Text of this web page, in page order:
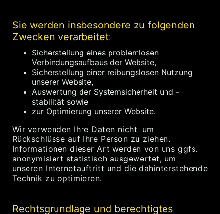
Sie werden insbesondere zu folgenden
Zwecken verarbeitet:
Sicherstellung eines problemlosen
Verbindungsaufbaus der Website,
Sicherstellung einer reibungslosen Nutzung
unserer Website,
Auswertung der Systemsicherheit und -
stabilität sowie
zur Optimierung unserer Website.
Wir verwenden Ihre Daten nicht, um
Rückschlüsse auf Ihre Person zu ziehen.
Informationen dieser Art werden von uns ggfs.
anonymisiert statistisch ausgewertet, um
unseren Internetauftritt und die dahinterstehende
Technik zu optimieren.
Rechtsgrundlage und berechtigtes